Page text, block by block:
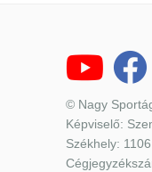
© Nagy
Képviselő:
Székhely: